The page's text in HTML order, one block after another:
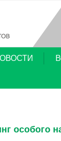
особого